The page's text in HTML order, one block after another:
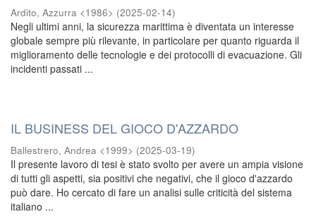
Ardito, Azzurra <1986> (2025-02-14)
Negli ultimi anni, la sicurezza marittima è diventata un interesse
globale sempre più rilevante, in particolare per quanto riguarda il
miglioramento delle tecnologie e dei protocolli di evacuazione. Gli
incidenti passati ...
IL BUSINESS DEL GIOCO D'AZZARDO
Ballestrero, Andrea <1999> (2025-03-19)
Il presente lavoro di tesi è stato svolto per avere un ampia visione
di tutti gli aspetti, sia positivi che negativi, che il gioco d'azzardo
può dare. Ho cercato di fare un analisi sulle criticità del sistema
italiano ...